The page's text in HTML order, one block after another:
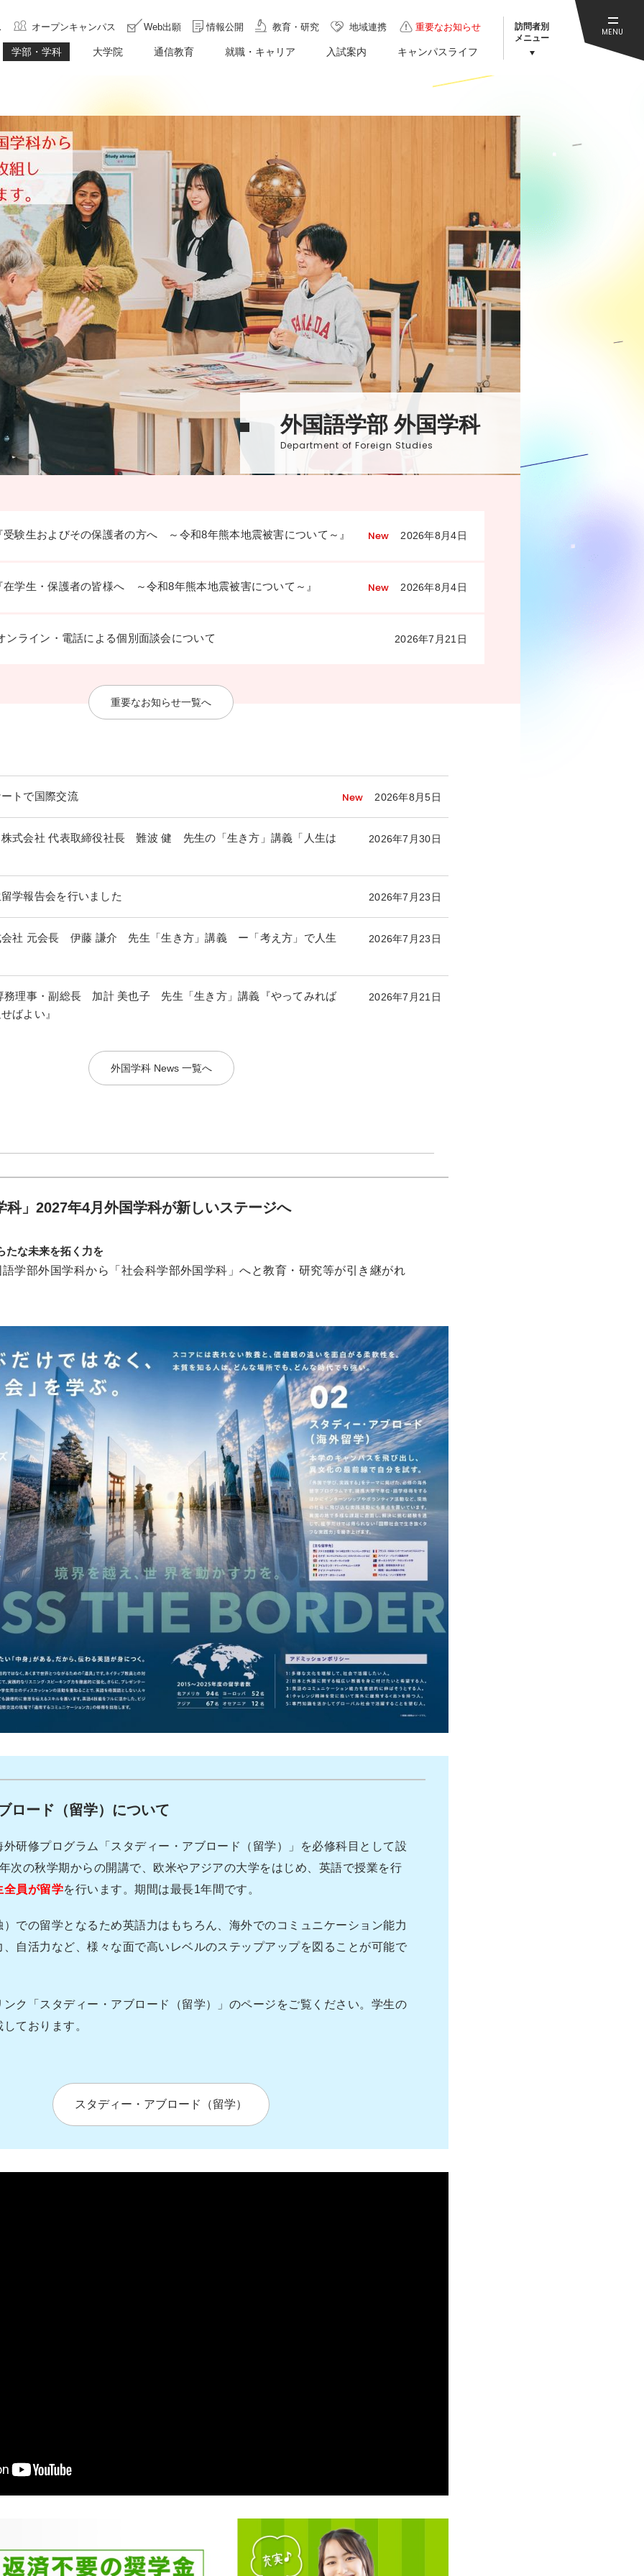
オープンキャンパス Web出願 情報公開 教育・研究 地域連携 重要なお知らせ
学部・学科 大学院 通信教育 就職・キャリア 入試案内 キャンパスライフ
訪問者別
メニュー
MENU
外国語学部 外国学科
Department of Foreign Studies
験生およびその保護者の方へ ～令和8年熊本地震被害について～』 New 2026年8月4日
学生・保護者の皆様へ ～令和8年熊本地震被害について～』 New 2026年8月4日
ンライン・電話による個別面談会について 2026年7月21日
重要なお知らせ一覧へ
トで国際交流 New 2026年8月5日
株式会社 代表取締役社長 難波 健 先生の「生き方」講義「人生は 2026年7月30日
学報告会を行いました 2026年7月23日
会社 元会長 伊藤 謙介 先生「生き方」講義 ー「考え方」で人生 2026年7月23日
務理事・副総長 加計 美也子 先生「生き方」講義『やってみれば
ばよい』
2026年7月21日
外国学科 News 一覧へ
科」2027年4月外国学科が新しいステージへ
たな未来を拓く力を
学部外国学科から「社会科学部外国学科」へと教育・研究等が引き継がれ
ロード（留学）について
研修プログラム「スタディー・アブロード（留学）」を必修科目として設
次の秋学期からの開講で、欧米やアジアの大学をはじめ、英語で授業を行
全員が留学を行います。期間は最長1年間です。
での留学となるため英語力はもちろん、海外でのコミュニケーション能力
、自活力など、様々な面で高いレベルのステップアップを図ることが可能で
ンク「スタディー・アブロード（留学）」のページをご覧ください。学生の
ております。
スタディー・アブロード（留学）